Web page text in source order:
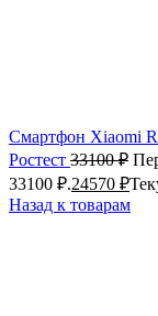
Смартфон Xiaomi
Ростест 33100₽
33100 ₽.24570 ₽
Назад к товарам